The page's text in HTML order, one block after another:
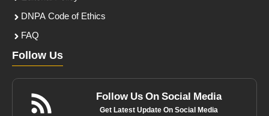
DNPA Code of Ethics
FAQ
Follow Us
Follow Us On Social Media
Get Latest Update On Social Media